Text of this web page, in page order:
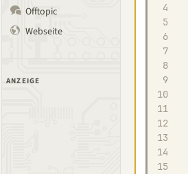
Offtopic
Webseite
ANZEIGE
4
5
6
7
8
9
10
11
12
13
14
15